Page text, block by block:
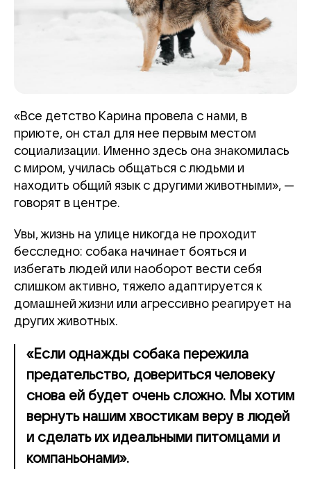
«Все детство Карина провела с нами, в
приюте, он стал для нее первым местом
социализации. Именно здесь она знакомилась
с миром, училась общаться с людьми и
находить общий язык с другими животными», —
говорят в центре.
Увы, жизнь на улице никогда не проходит
бесследно: собака начинает бояться и
избегать людей или наоборот вести себя
слишком активно, тяжело адаптируется к
домашней жизни или агрессивно реагирует на
других животных.
«Если однажды собака пережила
предательство, довериться человеку
снова ей будет очень сложно. Мы хотим
вернуть нашим хвостикам веру в людей
и сделать их идеальными питомцами и
компаньонами».